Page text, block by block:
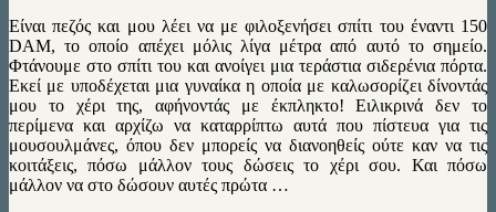
Είναι πεζός και μου λέει να με φιλοξενήσει σπίτι του έναντι 150
DAM, το οποίο απέχει μόλις λίγα μέτρα από αυτό το σημείο.
Φτάνουμε στο σπίτι του και ανοίγει μια τεράστια σιδερένια πόρτα.
Εκεί με υποδέχεται μια γυναίκα η οποία με καλωσορίζει δίνοντάς
μου το χέρι της, αφήνοντάς με έκπληκτο! Ειλικρινά δεν το
περίμενα και αρχίζω να καταρρίπτω αυτά που πίστευα για τις
μουσουλμάνες, όπου δεν μπορείς να διανοηθείς ούτε καν να τις
κοιτάξεις, πόσω μάλλον τους δώσεις το χέρι σου. Και πόσω
μάλλον να στο δώσουν αυτές πρώτα …